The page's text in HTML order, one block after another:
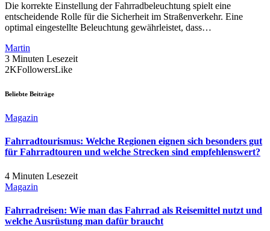
Die korrekte Einstellung der Fahrradbeleuchtung spielt eine
entscheidende Rolle für die Sicherheit im Straßenverkehr. Eine
optimal eingestellte Beleuchtung gewährleistet, dass…
Martin
3 Minuten Lesezeit
2KFollowersLike
Beliebte Beiträge
Magazin
Fahrradtourismus: Welche Regionen eignen sich besonders gut
für Fahrradtouren und welche Strecken sind empfehlenswert?
4 Minuten Lesezeit
Magazin
Fahrradreisen: Wie man das Fahrrad als Reisemittel nutzt und
welche Ausrüstung man dafür braucht